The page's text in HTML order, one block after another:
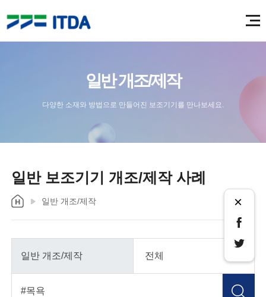
일반 개조/제작
다양한 소재와 방법으로 만들어진 보조기기를 만나보세요.
일반 보조기기 개조/제작 사례
일반 개조/제작 ×